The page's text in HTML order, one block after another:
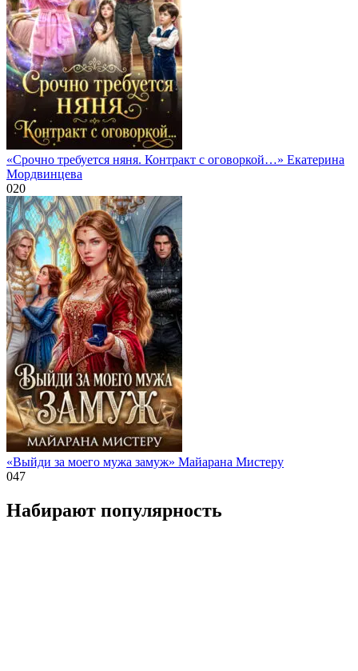
«Срочно требуется няня. Контракт с оговоркой…» Екатерина
Мордвинцева
020
«Выйди за моего мужа замуж» Майарана Мистеру
047
Набирают популярность